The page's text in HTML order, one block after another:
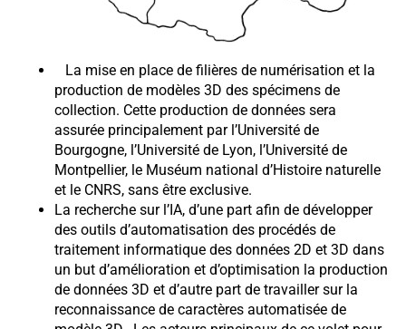
La mise en place de filières de numérisation et la
production de modèles 3D des spécimens de
collection. Cette production de données sera
assurée principalement par l’Université de
Bourgogne, l’Université de Lyon, l’Université de
Montpellier, le Muséum national d’Histoire naturelle
et le CNRS, sans être exclusive.
La recherche sur l’IA, d’une part afin de développer
des outils d’automatisation des procédés de
traitement informatique des données 2D et 3D dans
un but d’amélioration et d’optimisation la production
de données 3D et d’autre part de travailler sur la
reconnaissance de caractères automatisée de